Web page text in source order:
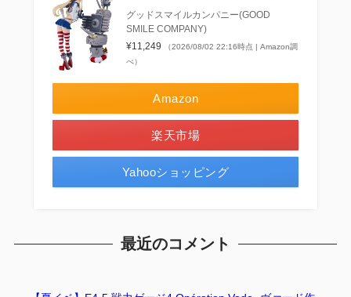
グッドスマイルカンパニー(GOOD
SMILE COMPANY)
¥11,249
（2026/08/02 22:16時点 | Amazon調
べ）
Amazon
楽天市場
Yahooショッピング
最近のコメント